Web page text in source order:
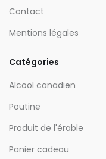
Contact
Mentions légales
Catégories
Alcool canadien
Poutine
Produit de l'érable
Panier cadeau